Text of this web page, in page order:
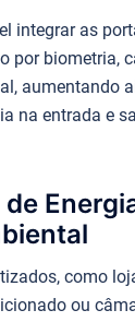
integrar as
por biometria,
aumentando
na entrada e
como
ou